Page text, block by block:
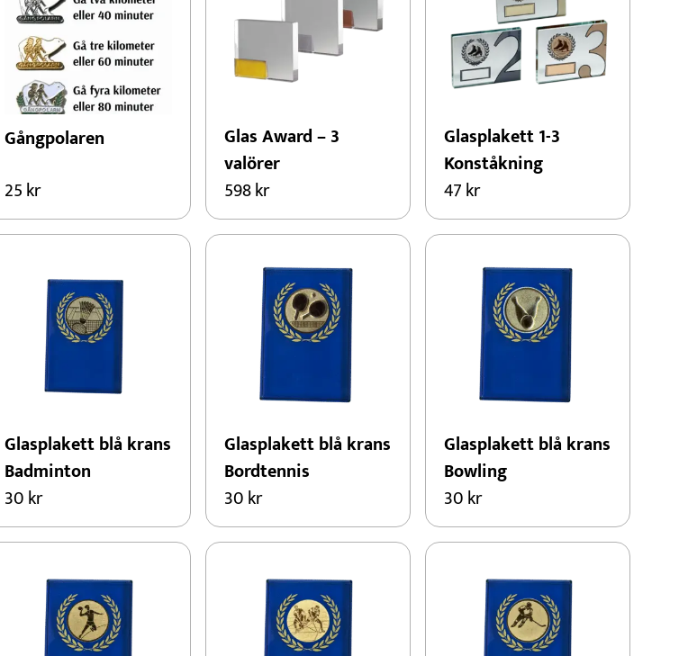
Gångpolaren
25kr
Glas Award – 3
valörer
598kr
Glasplakett 1-3
Konståkning
47kr
Glasplakett blå krans
Badminton
30kr
Glasplakett blå krans
Bordtennis
30kr
Glasplakett blå krans
Bowling
30kr